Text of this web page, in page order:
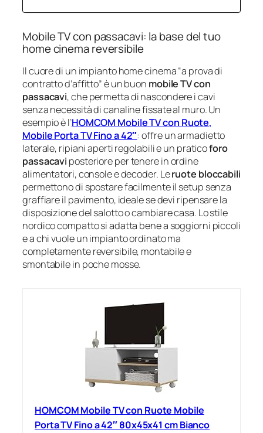
Mobile TV con passacavi: la base del tuo
home cinema reversibile
Il cuore di un impianto home cinema “a prova di
contratto d’affitto” è un buon mobile TV con
passacavi, che permetta di nascondere i cavi
senza necessità di canaline fissate al muro. Un
esempio è l’HOMCOM Mobile TV con Ruote,
Mobile Porta TV Fino a 42″: offre un armadietto
laterale, ripiani aperti regolabili e un praticoforo
passacavi posteriore per tenere in ordine
alimentatori, console e decoder. Leruote bloccabili
permettono di spostare facilmente il setup senza
graffiare il pavimento, ideale se devi ripensare la
disposizione del salotto o cambiare casa. Lo stile
nordico compatto si adatta bene a soggiorni piccoli
e a chi vuole un impianto ordinato ma
completamente reversibile, montabile e
smontabile in poche mosse.
HOMCOM Mobile TV con Ruote Mobile
Porta TV Fino a 42″ 80x45x41 cm Bianco